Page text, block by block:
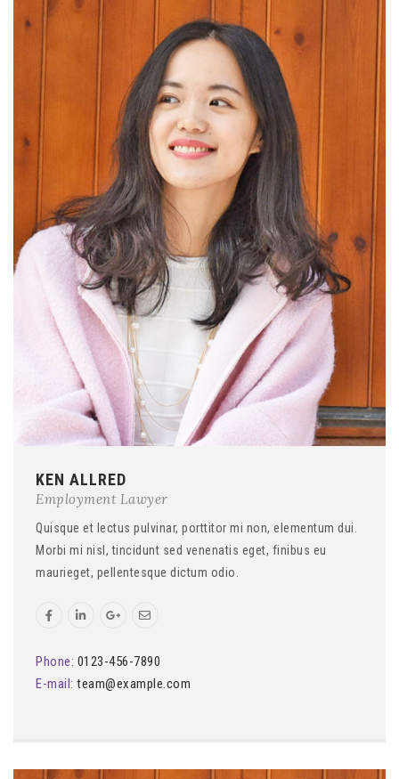
KEN ALLRED
Employment Lawyer
Quisque et lectus pulvinar, porttitor mi non, elementum dui.
Morbi mi nisl, tincidunt sed venenatis eget, finibus eu
maurieget, pellentesque dictum odio.
Phone: 0123-456-7890
E-mail: team@example.com